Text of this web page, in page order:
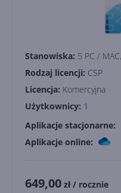
Stanowiska: 5 PC /
Rodzaj licencji: CSP
Licencja: Komercyjna
Użytkownicy: 1
Aplikacje stacjonarne:
Aplikacje online:
649,00 zł / rocznie